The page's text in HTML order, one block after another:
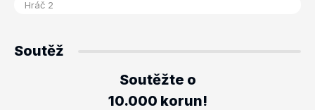
Soutěž
Soutěžte o
10.000 korun!